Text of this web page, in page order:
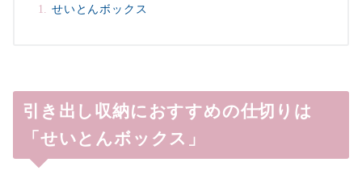
せいとんボックス
引き出し収納におすすめの仕切りは
「せいとんボックス」